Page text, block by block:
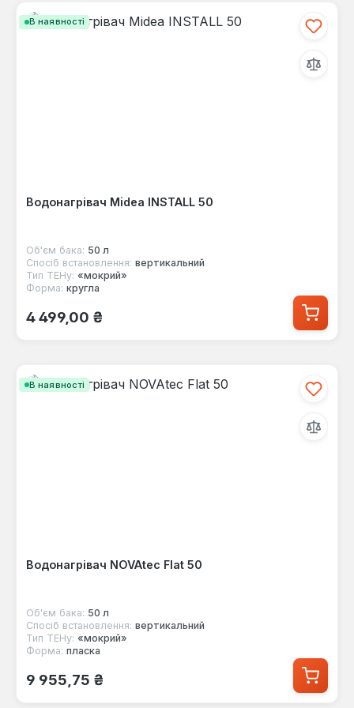
В наявності
Водонагрівач Midea INSTALL 50
Об'єм бака: 50 л
Спосіб встановлення: вертикальний
Тип ТЕНу: «мокрий»
Форма: кругла
Звичайна ціна:
4 499,00 ₴
В наявності
Водонагрівач NOVAtec Flat 50
Об'єм бака: 50 л
Спосіб встановлення: вертикальний
Тип ТЕНу: «мокрий»
Форма: пласка
Звичайна ціна:
9 955,75 ₴